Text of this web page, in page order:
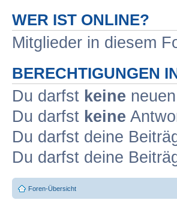
WER IST ONLINE?
Mitglieder in diesem
BERECHTIGUNGEN
Du darfst keine
Du darfst keine
Du darfst deine
Du darfst deine
Foren-Übersicht